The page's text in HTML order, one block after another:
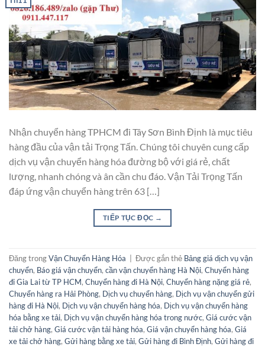
Nhận chuyển hàng TPHCM đi Tây Sơn Bình Định là mục tiêu
hàng đầu của vận tải Trọng Tấn. Chúng tôi chuyên cung cấp
dịch vụ vận chuyển hàng hóa đường bộ với giá rẻ, chất
lượng, nhanh chóng và ân cần chu đáo. Vận Tải Trọng Tấn
đáp ứng vận chuyển hàng trên 63 […]
TIẾP TỤC ĐỌC →
Đăng trongVận Chuyển Hàng Hóa Được gắn thẻ Bảng giá dịch vụ vận
chuyển, Báo giá vận chuyển, cần vận chuyển hàng Hà Nội, Chuyển hàng
đi Gia Lai từ TP HCM, Chuyển hàng đi Hà Nội, Chuyển hàng nặng giá rẻ,
Chuyển hàng ra Hải Phòng, Dịch vụ chuyển hàng, Dịch vụ vận chuyển gửi
hàng đi Hà Nội, Dịch vụ vận chuyển hàng hóa, Dịch vụ vận chuyển hàng
hóa bằng xe tải, Dịch vụ vận chuyển hàng hóa trong nước, Giá cước vận
tải chở hàng, Giá cước vận tải hàng hóa, Giá vận chuyển hàng hóa, Giá
xe tải chở hàng, Gửi hàng bằng xe tải, Gửi hàng đi Bình Định, Gửi hàng đi